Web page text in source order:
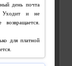
день почта
Уходит и не
для платной